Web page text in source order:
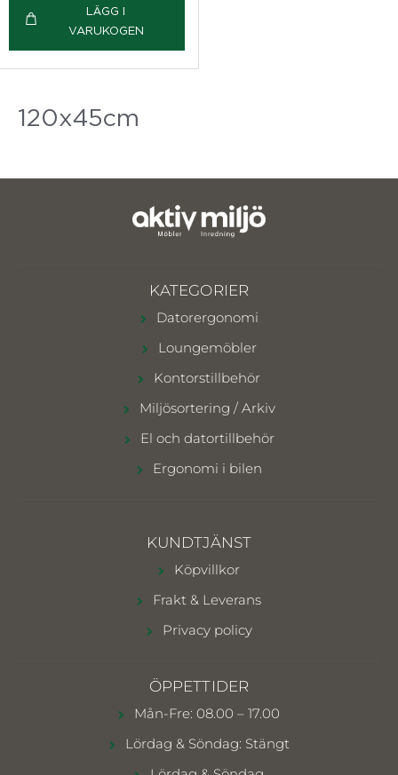
LÄGG I
VARUKOGEN
120x45cm
KATEGORIER
Datorergonomi
Loungemöbler
Kontorstillbehör
Miljösortering / Arkiv
El och datortillbehör
Ergonomi i bilen
KUNDTJÄNST
Köpvillkor
Frakt & Leverans
Privacy policy
ÖPPETTIDER
Mån-Fre: 08.00 – 17.00
Lördag & Söndag: Stängt